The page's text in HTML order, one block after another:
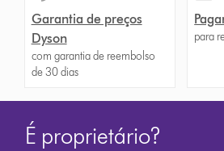
Garantia de preços
Dyson
com garantia de reembolso
de 30 dias
para
É proprietário?